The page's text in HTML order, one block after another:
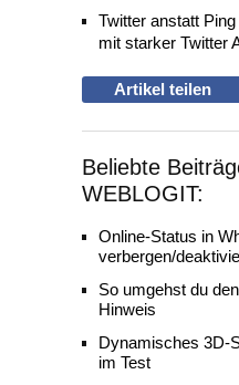
Twitter anstatt
mit starker Twitter
Artikel teilen
Beliebte
WEBLOGIT:
Online-Status in
verbergen/
So umgehst du
Hinweis
Dynamisches 3D-
im Test